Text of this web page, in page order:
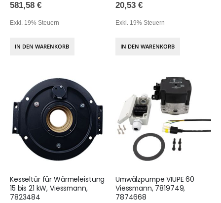
581,58 €
Exkl. 19% Steuern
IN DEN WARENKORB
20,53 €
Exkl. 19% Steuern
IN DEN WARENKORB
Kesseltür für Wärmeleistung
15 bis 21 kW, Viessmann,
7823484
Umwälzpumpe VIUPE 60
Viessmann, 7819749,
7874668